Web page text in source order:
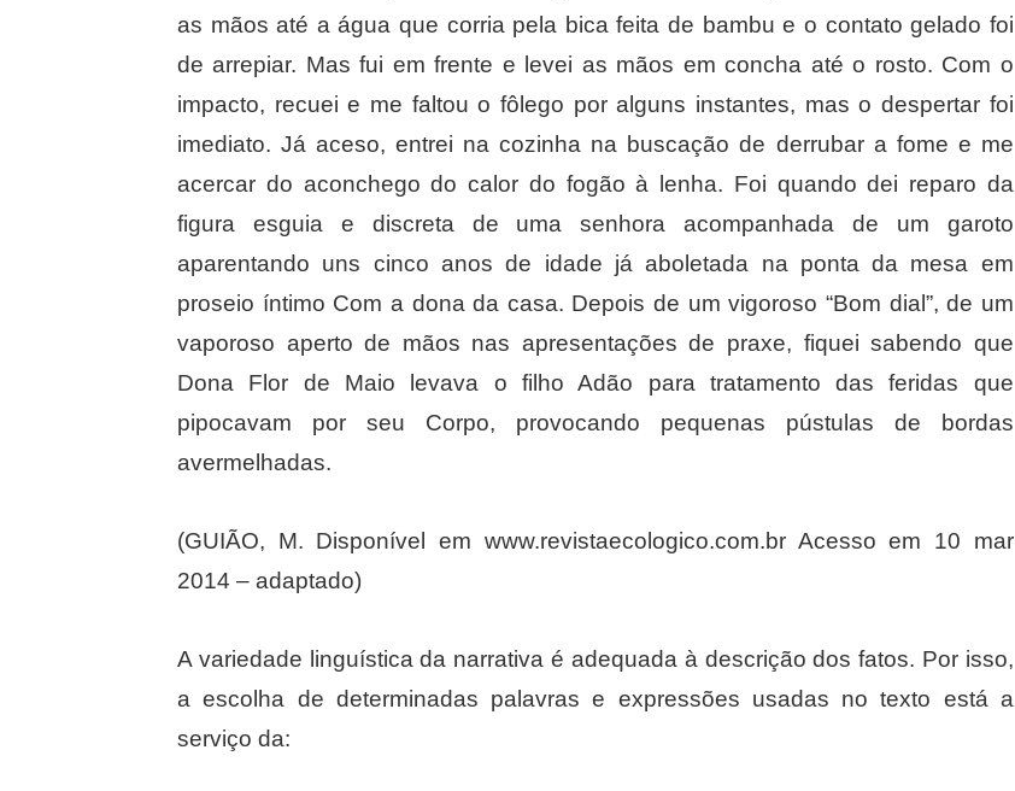
as mãos até a água que corria pela bica feita de bambu e o contato gelado foi
de arrepiar. Mas fui em frente e levei as mãos em concha até o rosto. Com o
impacto, recuei e me faltou o fôlego por alguns instantes, mas o despertar foi
imediato. Já aceso, entrei na cozinha na buscação de derrubar a fome e me
acercar do aconchego do calor do fogão à lenha. Foi quando dei reparo da
figura esguia e discreta de uma senhora acompanhada de um garoto
aparentando uns cinco anos de idade já aboletada na ponta da mesa em
proseio íntimo Com a dona da casa. Depois de um vigoroso “Bom dial”, de um
vaporoso aperto de mãos nas apresentações de praxe, fiquei sabendo que
Dona Flor de Maio levava o filho Adão para tratamento das feridas que
pipocavam por seu Corpo, provocando pequenas pústulas de bordas
avermelhadas.
(GUIÃO, M. Disponível em www.revistaecologico.com.br Acesso em 10 mar
2014 – adaptado)
A variedade linguística da narrativa é adequada à descrição dos fatos. Por isso,
a escolha de determinadas palavras e expressões usadas no texto está a
serviço da: